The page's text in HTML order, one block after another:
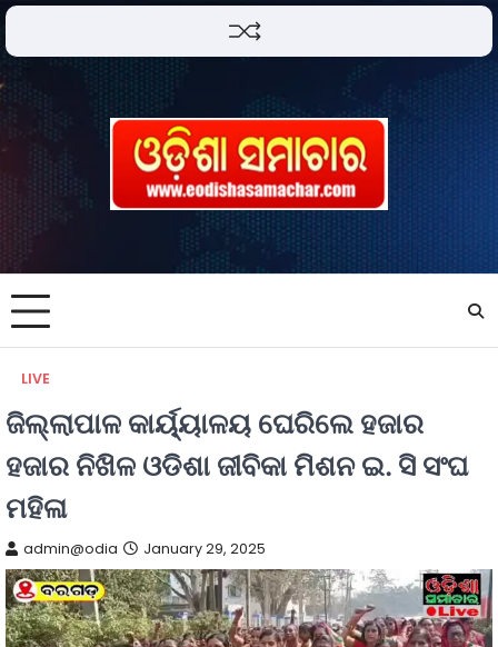
LIVE
ଜିଲ୍ଲାପାଳ କାର୍ୟ୍ୟାଳୟ ଘେରିଲେ ହଜାର
ହଜାର ନିଖିଳ ଓଡିଶା ଜୀବିକା ମିଶନ ଇ. ସି ସଂଘ
ମହିଳା
admin@odia January 29, 2025